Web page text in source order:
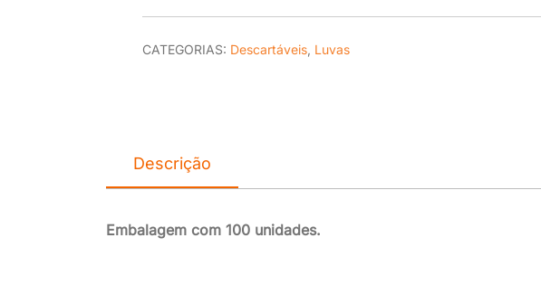
CATEGORIAS: Descartáveis Luvas
Descrição
Embalagem com 100 unidades.